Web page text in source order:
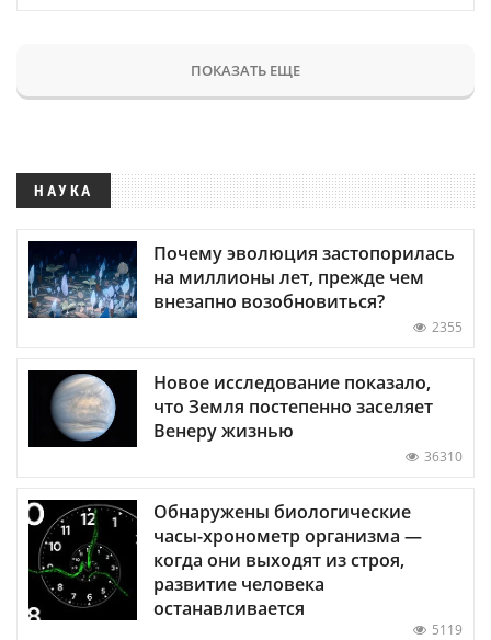
ПОКАЗАТЬ ЕЩЕ
НАУКА
Почему эволюция застопорилась
на миллионы лет, прежде чем
внезапно возобновиться?
2355
Новое исследование показало,
что Земля постепенно заселяет
Венеру жизнью
36310
Обнаружены биологические
часы-хронометр организма —
когда они выходят из строя,
развитие человека
останавливается
5119